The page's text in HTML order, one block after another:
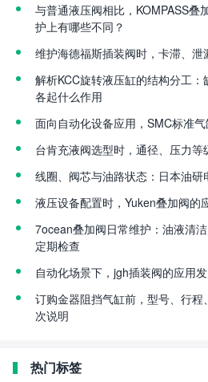
与普通液压阀相比，KOMPASS叠
护上有哪些不同？
维护海德福斯插装阀时，卡滞、
解析KCC旋转液压缸的结构分工
各起什么作用
面向自动化设备应用，SMC标准
台肯充液阀选型时，通径、压力
线圈、阀芯与油路状态：日本油
液压设备配置时，Yuken叠加阀的
7ocean叠加阀日常维护：油液清
定期检查
自动化场景下，jgh插装阀的应用
订购金器阻挡气缸前，型号、行
次说明
热门标签